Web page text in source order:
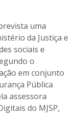
uma
da Justiça e
sociais e
o
em conjunto
Pública
assessora
do MJSP,